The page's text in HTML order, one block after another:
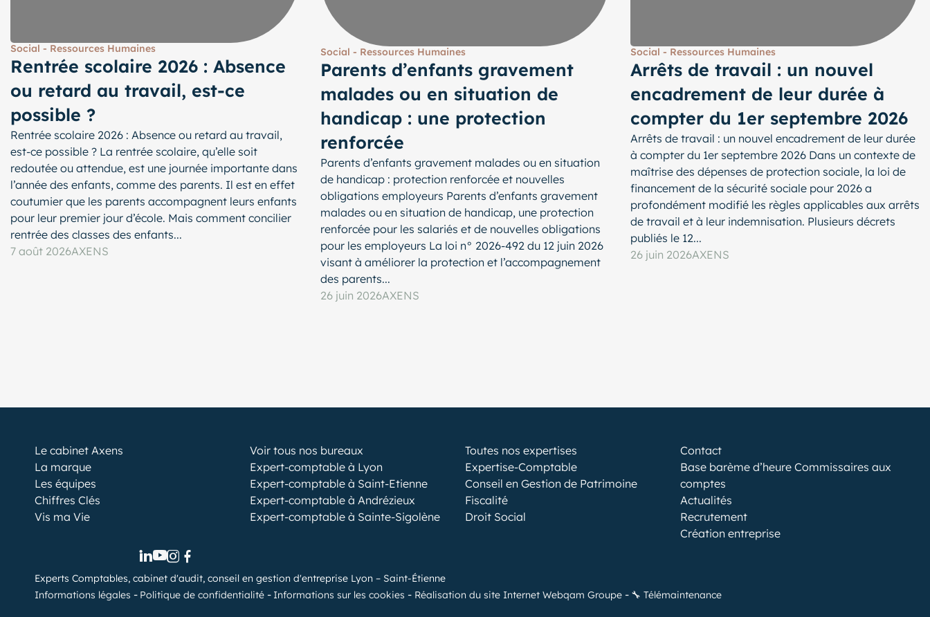
Social - Ressources Humaines
Rentrée scolaire 2026 : Absence
ou retard au travail, est-ce
possible ?
Rentrée scolaire 2026 : Absence ou retard au travail,
est-ce possible ? La rentrée scolaire, qu’elle soit
redoutée ou attendue, est une journée importante dans
l’année des enfants, comme des parents. Il est en effet
coutumier que les parents accompagnent leurs enfants
pour leur premier jour d’école. Mais comment concilier
rentrée des classes des enfants...
7 août 2026AXENS
Social - Ressources Humaines
Parents d’enfants gravement
malades ou en situation de
handicap : une protection
renforcée
Parents d’enfants gravement malades ou en situation
de handicap : protection renforcée et nouvelles
obligations employeurs Parents d’enfants gravement
malades ou en situation de handicap, une protection
renforcée pour les salariés et de nouvelles obligations
pour les employeurs La loi n° 2026-492 du 12 juin 2026
visant à améliorer la protection et l’accompagnement
des parents...
26 juin 2026AXENS
Social - Ressources Humaines
Arrêts de travail : un nouvel
encadrement de leur durée à
compter du 1er septembre 2026
Arrêts de travail : un nouvel encadrement de leur durée
à compter du 1er septembre 2026 Dans un contexte de
maîtrise des dépenses de protection sociale, la loi de
financement de la sécurité sociale pour 2026 a
profondément modifié les règles applicables aux arrêts
de travail et à leur indemnisation. Plusieurs décrets
publiés le 12...
26 juin 2026AXENS
Le cabinet Axens
La marque
Les équipes
Chiffres Clés
Vis ma Vie
Voir tous nos bureaux
Expert-comptable à Lyon
Expert-comptable à Saint-Etienne
Expert-comptable à Andrézieux
Expert-comptable à Sainte-Sigolène
Toutes nos expertises
Expertise-Comptable
Conseil en Gestion de Patrimoine
Fiscalité
Droit Social
Contact
Base barème d’heure Commissaires aux
comptes
Actualités
Recrutement
Création entreprise
Experts Comptables, cabinet d'audit, conseil en gestion d'entreprise Lyon – Saint-Étienne
Informations légales
Politique de confidentialité Informations sur les cookies Réalisation du site Internet Webqam Groupe 🔧 Télémaintenance